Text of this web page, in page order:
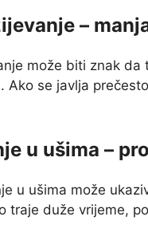
–
može biti znak
Ako se javlja
u ušima –
u ušima može
traje duže vrijeme,